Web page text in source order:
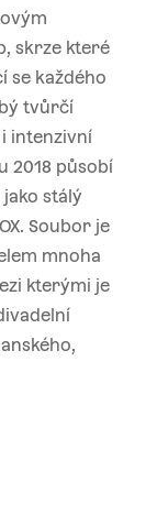
skrze které
se každého
tvůrčí
intenzivní
2018 působí
stálý
Soubor je
mnoha
kterými je